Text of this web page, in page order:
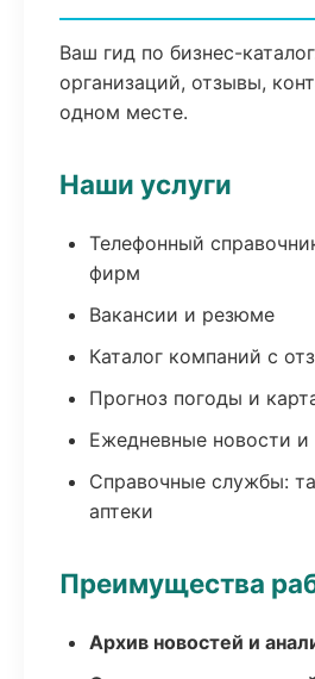
Ваш гид по бизнес-
организаций, отзывы,
одном месте.
Наши услуги
Телефонный
фирм
Вакансии и резюме
Каталог компаний с
Прогноз погоды и
Ежедневные новости
Справочные службы:
аптеки
Преимущества
Архив новостей и